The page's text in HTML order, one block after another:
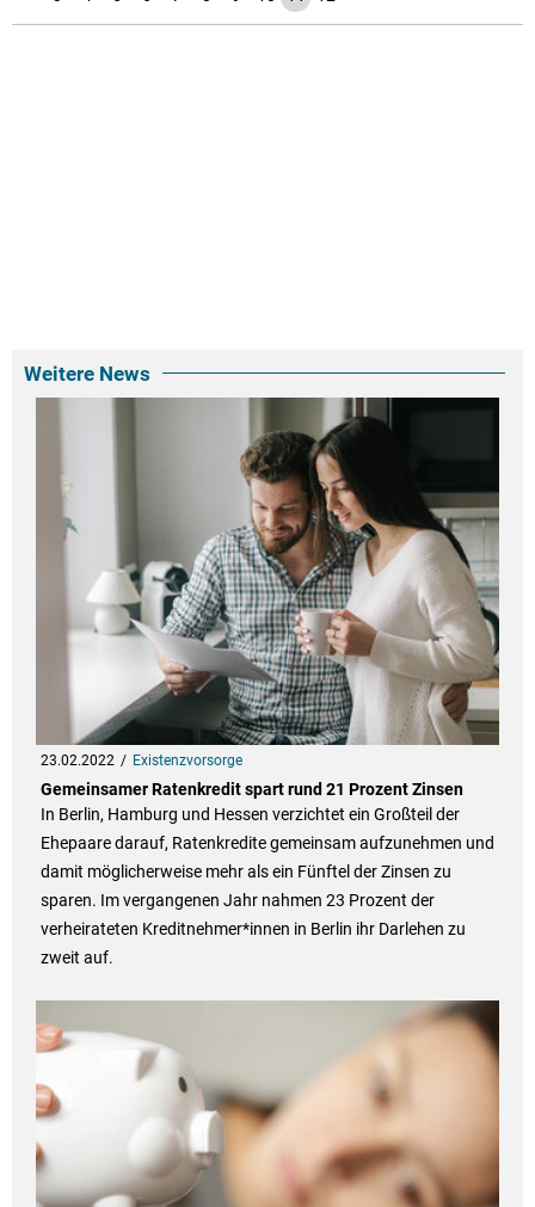
Weitere News
23.02.2022 Existenzvorsorge
Gemeinsamer Ratenkredit spart rund 21 Prozent Zinsen
In Berlin, Hamburg und Hessen verzichtet ein Großteil der
Ehepaare darauf, Ratenkredite gemeinsam aufzunehmen und
damit möglicherweise mehr als ein Fünftel der Zinsen zu
sparen. Im vergangenen Jahr nahmen 23 Prozent der
verheirateten Kreditnehmer*innen in Berlin ihr Darlehen zu
zweit auf.